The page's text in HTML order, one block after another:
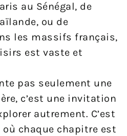
au Sénégal, de
ou de
les massifs français,
est vaste et
pas seulement une
c’est une invitation
autrement. C’est
chaque chapitre est